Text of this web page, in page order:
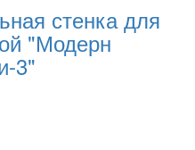
стенка для
"Модерн
3"